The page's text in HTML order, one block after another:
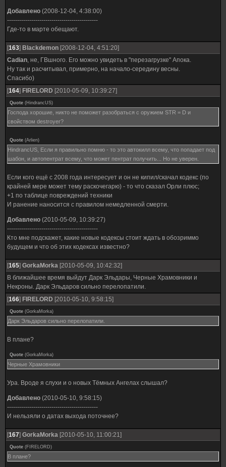
Добавлено (2008-12-04, 4:38:00)
---------------------------------------------
Где-то в марте обещают.
[163] Blackdemon [2008-12-04, 4:51:20]
Cadian, не, ГВшного. Его можно увидеть в "перезагрузке" Апока.
Ну так и расчитывал, примерно, на начало-середину весны.
Спасибо)
[164] FIRELORD [2010-05-09, 10:39:27]
Quote (HindrancUS)
Господа хорошие, никто не поможет разобраться с оружием STR = D и
свойством destroyer?
Quote (Arlien)
HindrancUS, Если я правильно помню - то это автокилл всему, что попадает под
шабон, и автопентрат всему, что может пентрат получить... Но не уверен.
Если кого ещё с 2008 года интересует и он не кипил/скачал кодекс (по
крайней мере может тему раскочегарю) - то что сказал Орли плюс;
+1 по таблице повреждений техники
И ранение наносится с правилом немедленной смерти.
Добавлено (2010-05-09, 10:39:27)
---------------------------------------------
Кто мне подскажет, какие новые кодексы стоит ждать в обозриммо
будущем и что об этих кодексах известно?
[165] GorkaMorka [2010-05-09, 10:42:32]
В ближайшее время выйдут Дарк Эльдары, Черные Храмовники и
Некроны. Дарк Эльдаров сильно перелопатили.
[166] FIRELORD [2010-05-10, 9:58:15]
Quote (GorkaMorka)
Дарк Эльдаров сильно перелопатили.
В плане?
Quote (GorkaMorka)
Черные Храмовники
Ура. Вроде я слухи и о новых Тёмных Ангелах слышал?
Добавлено (2010-05-10, 9:58:15)
---------------------------------------------
И нельзяли о датах выхода поточнее?
[167] GorkaMorka [2010-05-10, 11:00:21]
Quote (FIRELORD)
В плане?